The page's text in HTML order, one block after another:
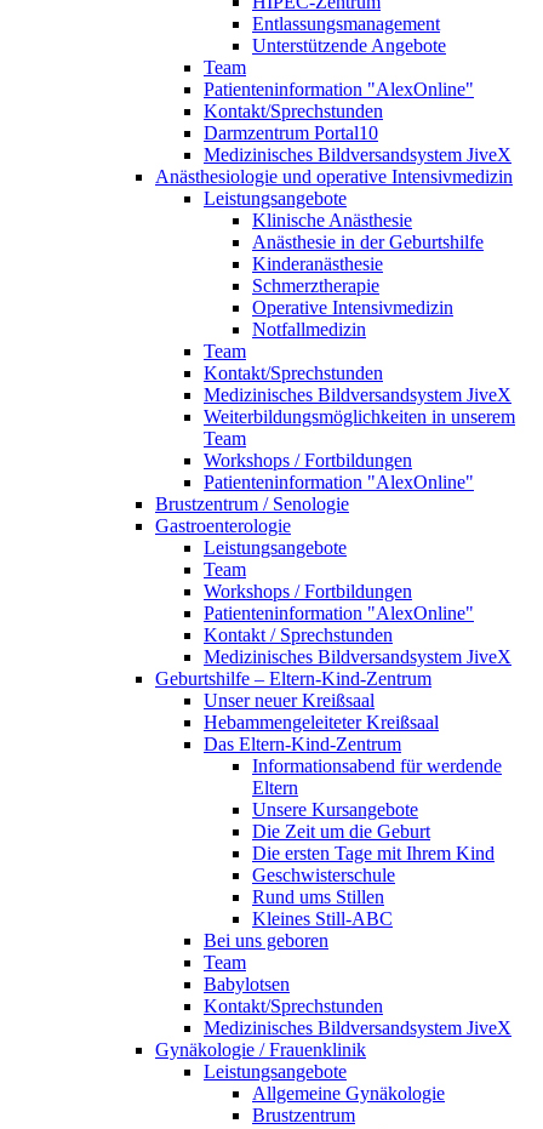
Entlassungsmanagement
Unterstützende Angebote
Team
Patienteninformation "AlexOnline"
Kontakt/Sprechstunden
Darmzentrum Portal10
Medizinisches Bildversandsystem JiveX
Anästhesiologie und operative Intensivmedizin
Leistungsangebote
Klinische Anästhesie
Anästhesie in der Geburtshilfe
Kinderanästhesie
Schmerztherapie
Operative Intensivmedizin
Notfallmedizin
Team
Kontakt/Sprechstunden
Medizinisches Bildversandsystem JiveX
Weiterbildungsmöglichkeiten in unserem
Team
Workshops / Fortbildungen
Patienteninformation "AlexOnline"
Brustzentrum / Senologie
Gastroenterologie
Leistungsangebote
Team
Workshops / Fortbildungen
Patienteninformation "AlexOnline"
Kontakt / Sprechstunden
Medizinisches Bildversandsystem JiveX
Geburtshilfe – Eltern-Kind-Zentrum
Unser neuer Kreißsaal
Hebammengeleiteter Kreißsaal
Das Eltern-Kind-Zentrum
Informationsabend für werdende
Eltern
Unsere Kursangebote
Die Zeit um die Geburt
Die ersten Tage mit Ihrem Kind
Geschwisterschule
Rund ums Stillen
Kleines Still-ABC
Bei uns geboren
Team
Babylotsen
Kontakt/Sprechstunden
Medizinisches Bildversandsystem JiveX
Gynäkologie / Frauenklinik
Leistungsangebote
Allgemeine Gynäkologie
Brustzentrum